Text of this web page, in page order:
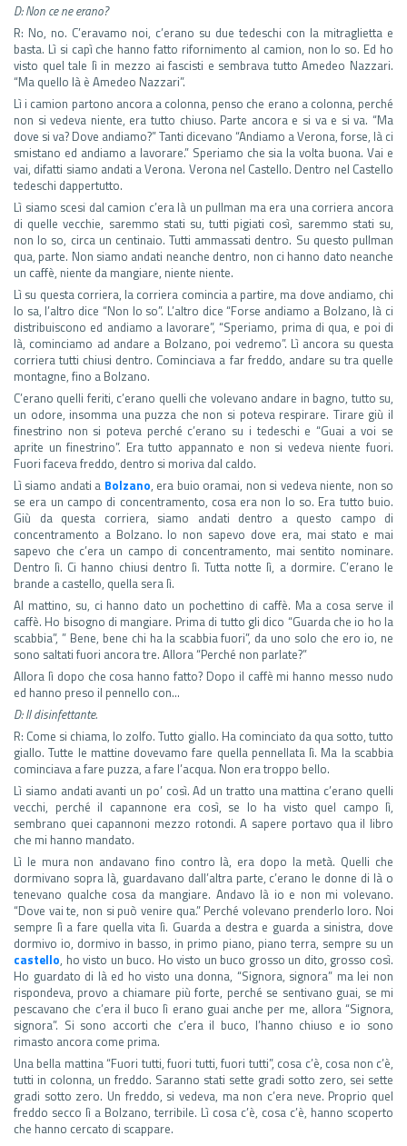
D: Non ce ne erano?
R: No, no. C’eravamo noi, c’erano su due tedeschi con la mitraglietta e
basta. Lì si capì che hanno fatto rifornimento al camion, non lo so. Ed ho
visto quel tale lì in mezzo ai fascisti e sembrava tutto Amedeo Nazzari.
“Ma quello là è Amedeo Nazzari”.
Lì i camion partono ancora a colonna, penso che erano a colonna, perché
non si vedeva niente, era tutto chiuso. Parte ancora e si va e si va. “Ma
dove si va? Dove andiamo?” Tanti dicevano “Andiamo a Verona, forse, là ci
smistano ed andiamo a lavorare.” Speriamo che sia la volta buona. Vai e
vai, difatti siamo andati a Verona. Verona nel Castello. Dentro nel Castello
tedeschi dappertutto.
Lì siamo scesi dal camion c’era là un pullman ma era una corriera ancora
di quelle vecchie, saremmo stati su, tutti pigiati così, saremmo stati su,
non lo so, circa un centinaio. Tutti ammassati dentro. Su questo pullman
qua, parte. Non siamo andati neanche dentro, non ci hanno dato neanche
un caffè, niente da mangiare, niente niente.
Lì su questa corriera, la corriera comincia a partire, ma dove andiamo, chi
lo sa, l’altro dice “Non lo so”. L’altro dice “Forse andiamo a Bolzano, là ci
distribuiscono ed andiamo a lavorare”, “Speriamo, prima di qua, e poi di
là, cominciamo ad andare a Bolzano, poi vedremo”. Lì ancora su questa
corriera tutti chiusi dentro. Cominciava a far freddo, andare su tra quelle
montagne, fino a Bolzano.
C’erano quelli feriti, c’erano quelli che volevano andare in bagno, tutto su,
un odore, insomma una puzza che non si poteva respirare. Tirare giù il
finestrino non si poteva perché c’erano su i tedeschi e “Guai a voi se
aprite un finestrino”. Era tutto appannato e non si vedeva niente fuori.
Fuori faceva freddo, dentro si moriva dal caldo.
Lì siamo andati a Bolzano, era buio oramai, non si vedeva niente, non so
se era un campo di concentramento, cosa era non lo so. Era tutto buio.
Giù da questa corriera, siamo andati dentro a questo campo di
concentramento a Bolzano. Io non sapevo dove era, mai stato e mai
sapevo che c’era un campo di concentramento, mai sentito nominare.
Dentro lì. Ci hanno chiusi dentro lì. Tutta notte lì, a dormire. C’erano le
brande a castello, quella sera lì.
Al mattino, su, ci hanno dato un pochettino di caffè. Ma a cosa serve il
caffè. Ho bisogno di mangiare. Prima di tutto gli dico “Guarda che io ho la
scabbia”, ” Bene, bene chi ha la scabbia fuori”, da uno solo che ero io, ne
sono saltati fuori ancora tre. Allora “Perché non parlate?”
Allora lì dopo che cosa hanno fatto? Dopo il caffè mi hanno messo nudo
ed hanno preso il pennello con…
D: Il disinfettante.
R: Come si chiama, lo zolfo. Tutto giallo. Ha cominciato da qua sotto, tutto
giallo. Tutte le mattine dovevamo fare quella pennellata lì. Ma la scabbia
cominciava a fare puzza, a fare l’acqua. Non era troppo bello.
Lì siamo andati avanti un po’ così. Ad un tratto una mattina c’erano quelli
vecchi, perché il capannone era così, se lo ha visto quel campo lì,
sembrano quei capannoni mezzo rotondi. A sapere portavo qua il libro
che mi hanno mandato.
Lì le mura non andavano fino contro là, era dopo la metà. Quelli che
dormivano sopra là, guardavano dall’altra parte, c’erano le donne di là o
tenevano qualche cosa da mangiare. Andavo là io e non mi volevano.
“Dove vai te, non si può venire qua.” Perché volevano prenderlo loro. Noi
sempre lì a fare quella vita lì. Guarda a destra e guarda a sinistra, dove
dormivo io, dormivo in basso, in primo piano, piano terra, sempre su un
castello, ho visto un buco. Ho visto un buco grosso un dito, grosso così.
Ho guardato di là ed ho visto una donna, “Signora, signora” ma lei non
rispondeva, provo a chiamare più forte, perché se sentivano guai, se mi
pescavano che c’era il buco lì erano guai anche per me, allora “Signora,
signora”. Si sono accorti che c’era il buco, l’hanno chiuso e io sono
rimasto ancora come prima.
Una bella mattina “Fuori tutti, fuori tutti, fuori tutti”, cosa c’è, cosa non c’è,
tutti in colonna, un freddo. Saranno stati sette gradi sotto zero, sei sette
gradi sotto zero. Un freddo, si vedeva, ma non c’era neve. Proprio quel
freddo secco lì a Bolzano, terribile. Lì cosa c’è, cosa c’è, hanno scoperto
che hanno cercato di scappare.